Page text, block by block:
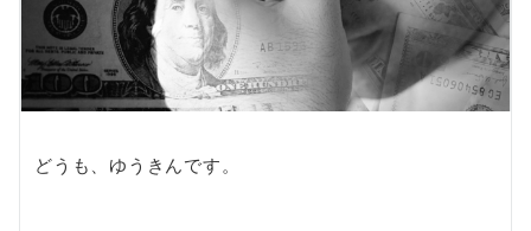
どうも、ゆうきんです。